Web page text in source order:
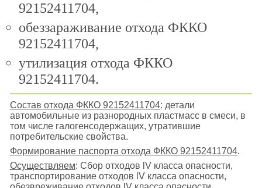
92152411704,
обеззараживание отхода ФККО
92152411704,
утилизация отхода ФККО
92152411704.
Состав отхода ФККО 92152411704: детали
автомобильные из разнородных пластмасс в смеси, в
том числе галогенсодержащих, утратившие
потребительские свойства.
Формирование паспорта отхода ФККО 92152411704.
Осуществляем: Сбор отходов lV класса опасности,
транспортирование отходов lV класса опасности,